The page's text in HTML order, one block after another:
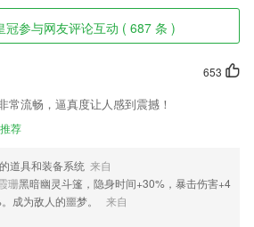
个人文件给内部其他成员，不需要授权，内部
怕看完也什么都记不住？我们提供精髓的知
地铁上就轻松学会新知识。时间宝贵，只看干
线备考更加方便。
冠参与网友评论互动 ( 687 条 )
653
常流畅，逼真度让人感到震撼！
推荐
道具和装备系统 来自
珊黑暗幽灵斗篷，隐身时间+30%，暴击伤害+4
成为敌人的噩梦。
来自